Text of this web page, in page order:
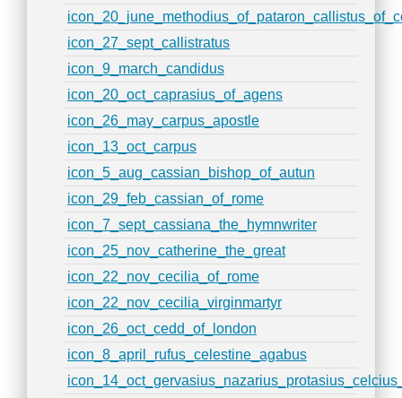
icon_27_sept_callistratus
icon_9_march_candidus
icon_20_oct_caprasius_of_agens
icon_26_may_carpus_apostle
icon_13_oct_carpus
icon_5_aug_cassian_bishop_of_autun
icon_29_feb_cassian_of_rome
icon_7_sept_cassiana_the_hymnwriter
icon_25_nov_catherine_the_great
icon_22_nov_cecilia_of_rome
icon_22_nov_cecilia_virginmartyr
icon_26_oct_cedd_of_london
icon_8_april_rufus_celestine_agabus